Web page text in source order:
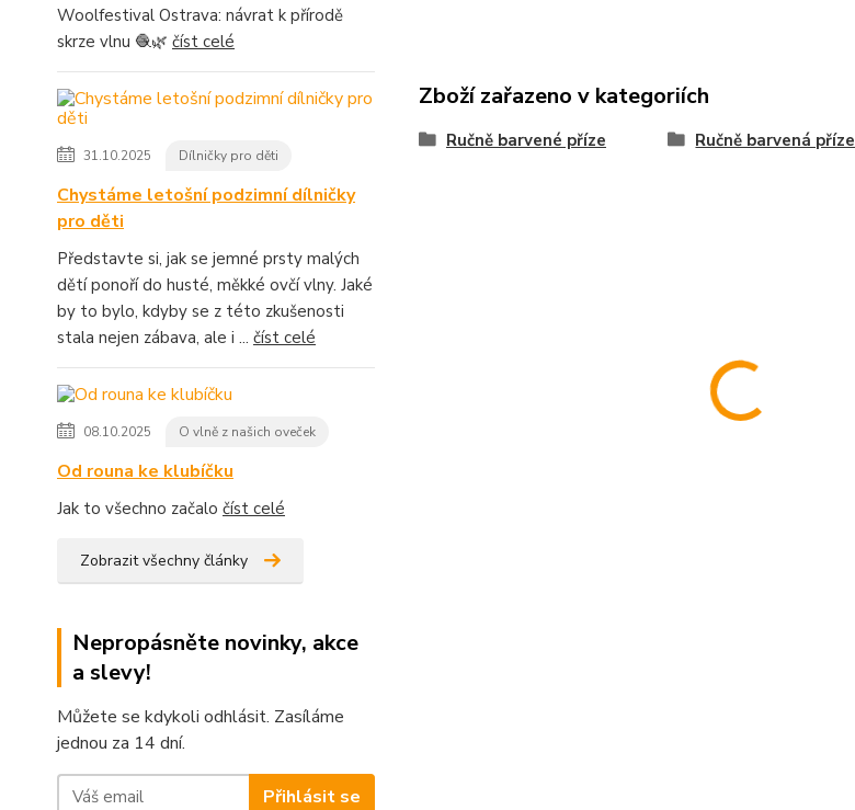
Woolfestival Ostrava: návrat k přírodě
skrze vlnu 🧶🌿 číst celé
31.10.2025 Dílničky pro děti
Chystáme letošní podzimní dílničky
pro děti
Představte si, jak se jemné prsty malých
dětí ponoří do husté, měkké ovčí vlny. Jaké
by to bylo, kdyby se z této zkušenosti
stala nejen zábava, ale i ... číst celé
08.10.2025 O vlně z našich oveček
Od rouna ke klubíčku
Jak to všechno začalo číst celé
Zobrazit všechny články
Nepropásněte novinky, akce
a slevy!
Můžete se kdykoli odhlásit. Zasíláme
jednou za 14 dní.
Přihlásit se
Zboží zařazeno v kategoriích
Ručně barvené příze Ručně barvená příze